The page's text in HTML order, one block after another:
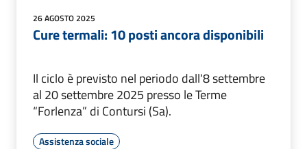
26 AGOSTO 2025
Cure termali: 10 posti ancora disponibili
Il ciclo è previsto nel periodo dall'8 settembre
al 20 settembre 2025 presso le Terme
“Forlenza” di Contursi (Sa).
Assistenza sociale